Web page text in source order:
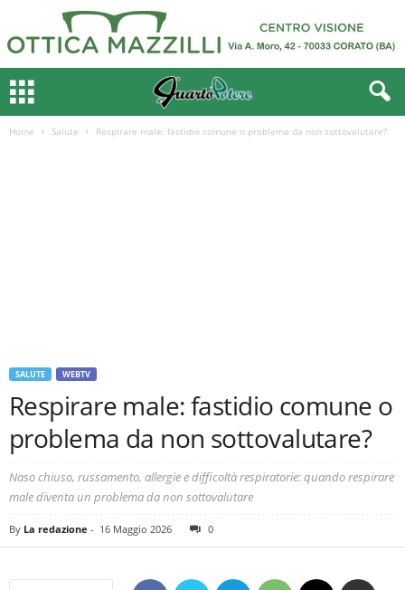
Home Salute Respirare male: fastidio comune o problema da non sottovalutare?
SALUTE WEBTV
Respirare male: fastidio comune o
problema da non sottovalutare?
Naso chiuso, russamento, allergie e difficoltà respiratorie: quando respirare
male diventa un problema da non sottovalutare
By La redazione - 16 Maggio 2026 0